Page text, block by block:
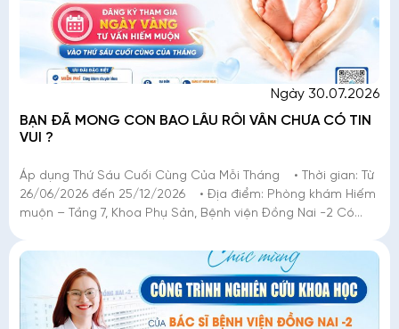
Ngày 30.07.2026
BẠN ĐÃ MONG CON BAO LÂU RỒI VẪN CHƯA CÓ TIN
VUI ?
Áp dụng Thứ Sáu Cuối Cùng Của Mỗi Tháng • Thời gian: Từ
26/06/2026 đến 25/12/2026 • Địa điểm: Phòng khám Hiếm
muộn – Tầng 7, Khoa Phụ Sản, Bệnh viện Đồng Nai -2 Có